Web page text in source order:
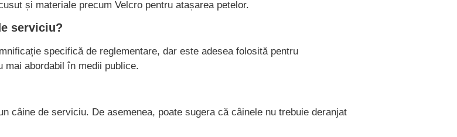
și materiale precum Velcro pentru atașarea petelor.
serviciu?
specifică de reglementare, dar este adesea folosită pentru
mai abordabil în medii publice.
câine de serviciu. De asemenea, poate sugera că câinele nu trebuie deranjat